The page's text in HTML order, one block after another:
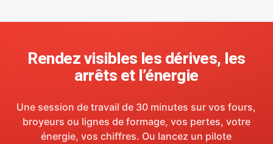
Rendez visibles les dérives, les
arrêts et l’énergie
Une session de travail de 30 minutes sur vos fours,
broyeurs ou lignes de formage, vos pertes, votre
énergie, vos chiffres. Ou lancez un pilote